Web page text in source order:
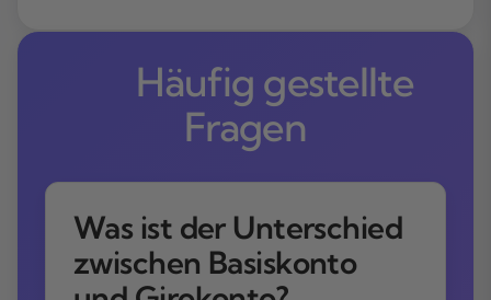
Häufig gestellte
Fragen
Was ist der Unterschied
zwischen Basiskonto